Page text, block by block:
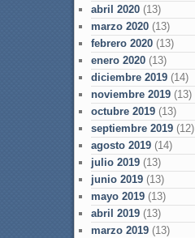
abril 2020(13)
marzo 2020(13)
febrero 2020(13)
enero 2020(13)
diciembre 2019(14)
noviembre 2019(13)
octubre 2019(13)
septiembre 2019(12)
agosto 2019(14)
julio 2019(13)
junio 2019(13)
mayo 2019(13)
abril 2019(13)
marzo 2019(13)